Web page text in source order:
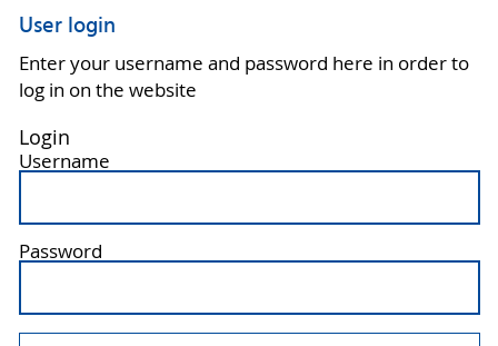
User login
Enter your username and password here in order to
log in on the website
Login
Username
Password